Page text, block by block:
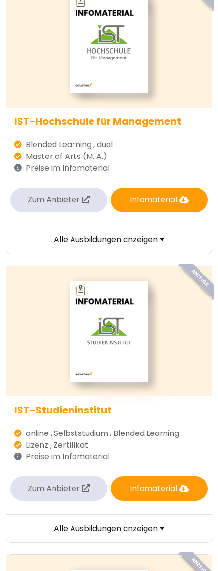
IST-Hochschule für Management
Blended Learning , dual
Master of Arts (M. A.)
Preise im Infomaterial
Zum Anbieter Infomaterial
Alle Ausbildungen anzeigen
ANZEIGE
IST-Studieninstitut
online , Selbststudium , Blended Learning
Lizenz , Zertifikat
Preise im Infomaterial
Zum Anbieter Infomaterial
Alle Ausbildungen anzeigen
ANZEIGE